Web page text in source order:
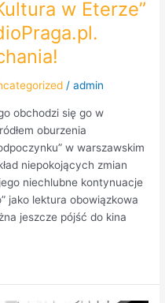
w Eterze”
/admin
obchodzi się go w
oburzenia
w warszawskim
niepokojących zmian
niechlubne kontynuacje
jako lektura obowiązkowa
jeszcze pójść do kina